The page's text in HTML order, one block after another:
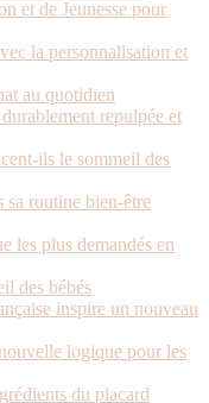
et de Jeunesse pour
la personnalisation et
au quotidien
repulpée et
ils le sommeil des
sa routine bien-être
les plus demandés en
des bébés
inspire un nouveau
logique pour les
du placard